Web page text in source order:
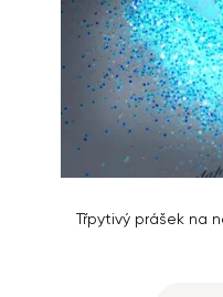
Třpytivý prášek na